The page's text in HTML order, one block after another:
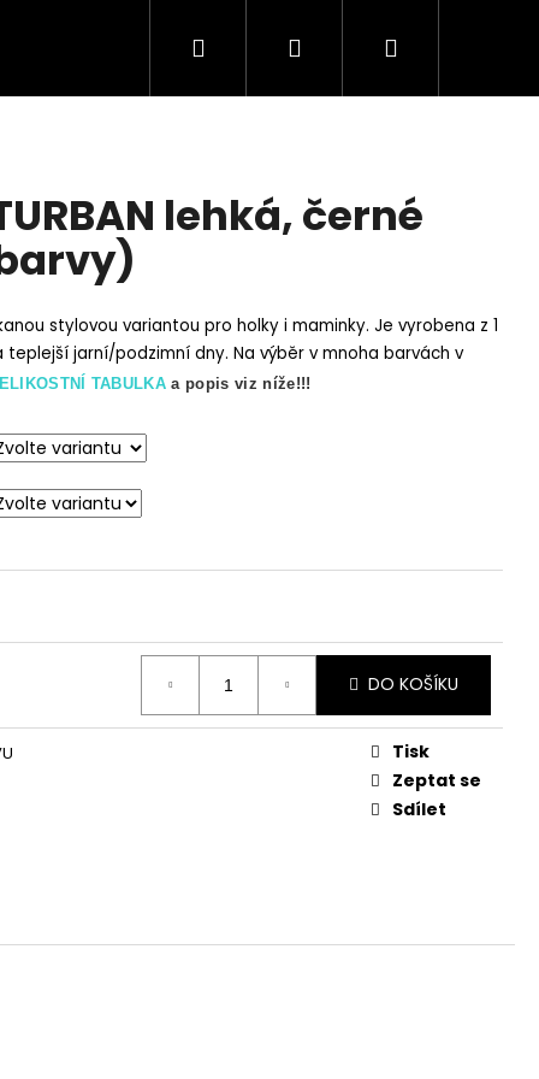
Hledat PřihlášeníNákupní
lehká, černé
stylovou variantou pro holky i maminky. Je vyrobena z 1
jarní/podzimní dny. Na výběr v mnoha barvách v
TABULKAa popis viz níže!!!
DO KOŠÍKU
Tisk
Zeptat se
Sdílet